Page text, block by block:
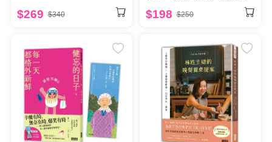
$269 $340 $198 $250